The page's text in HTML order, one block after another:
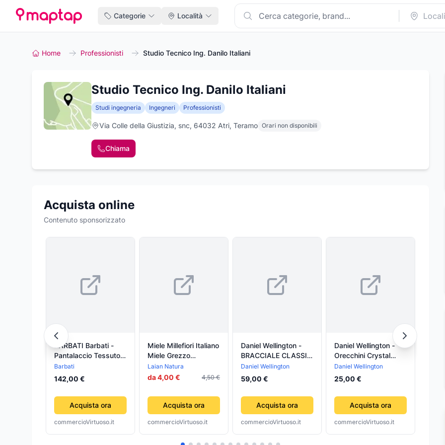
Categorie Località
Home Professionisti Studio Tecnico Ing. Danilo Italiani
Studio Tecnico Ing. Danilo Italiani
Studi ingegneria Ingegneri Professionisti
Via Colle della Giustizia, snc, 64032 Atri, Teramo Orari non disponibili
Chiama
Acquista online
Contenuto sponsorizzato
BARBATI Barbati -
Pantalaccio Tessuto
Tecnico P-DANIEL
123691 02
Barbati
142,00 €
Acquista ora
commercioVirtuoso.it
Miele Millefiori Italiano
Miele Grezzo
Artigianale Da Api
Italiane Miele
Laian Natura
Laian Natura
da 4,00 € 4,50 €
Acquista ora
commercioVirtuoso.it
Daniel Wellington -
BRACCIALE CLASSIC
TENNIS BRACELET
ROSE GOLD
Daniel Wellington
59,00 €
Acquista ora
commercioVirtuoso.it
Daniel Wellington -
Orecchini Crystal
Stud Gold
Daniel Wellington
25,00 €
Acquista ora
commercioVirtuoso.it
32